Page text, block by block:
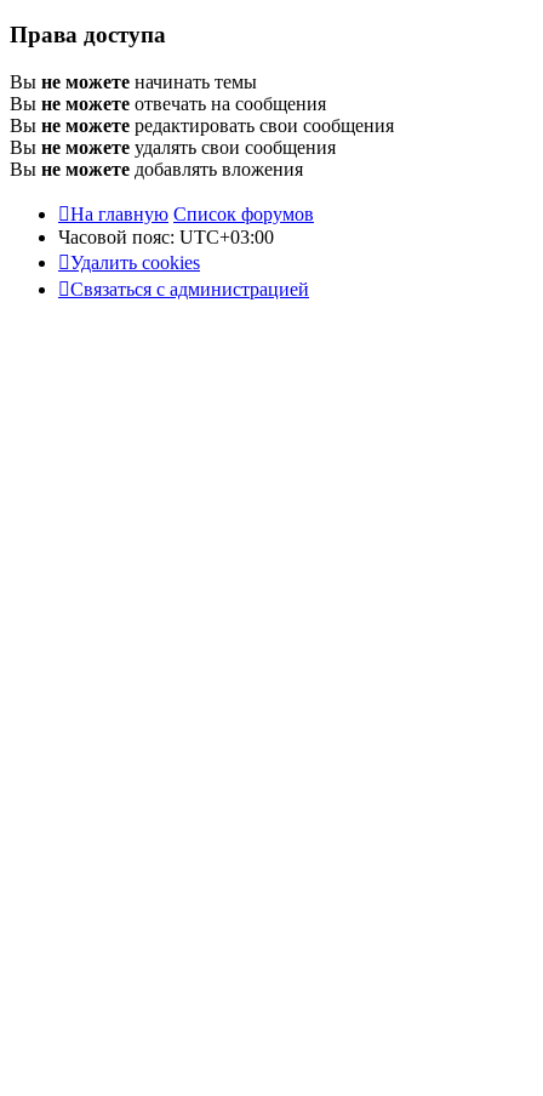
Права доступа
Вы не можете начинать темы
Вы не можете отвечать на сообщения
Вы не можете редактировать свои сообщения
Вы не можете удалять свои сообщения
Вы не можете добавлять вложения
На главную Список форумов
Часовой пояс: UTC+03:00
Удалить cookies
Связаться с администрацией